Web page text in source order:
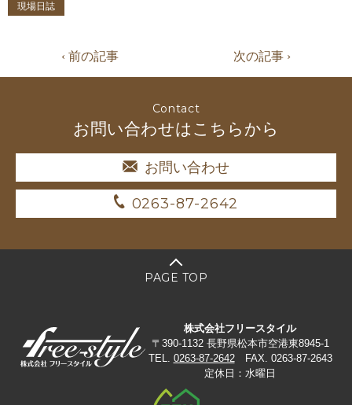
現場日誌
‹ 前の記事 次の記事 ›
Contact
お問い合わせはこちらから
お問い合わせ
0263-87-2642
PAGE TOP
株式会社フリースタイル
〒390-1132 長野県松本市空港東8945-1
TEL. 0263-87-2642FAX. 0263-87-2643
定休日：水曜日